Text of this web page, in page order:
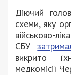
Діючий
схеми, яку
військово-
СБУ
викрито
медкомісії